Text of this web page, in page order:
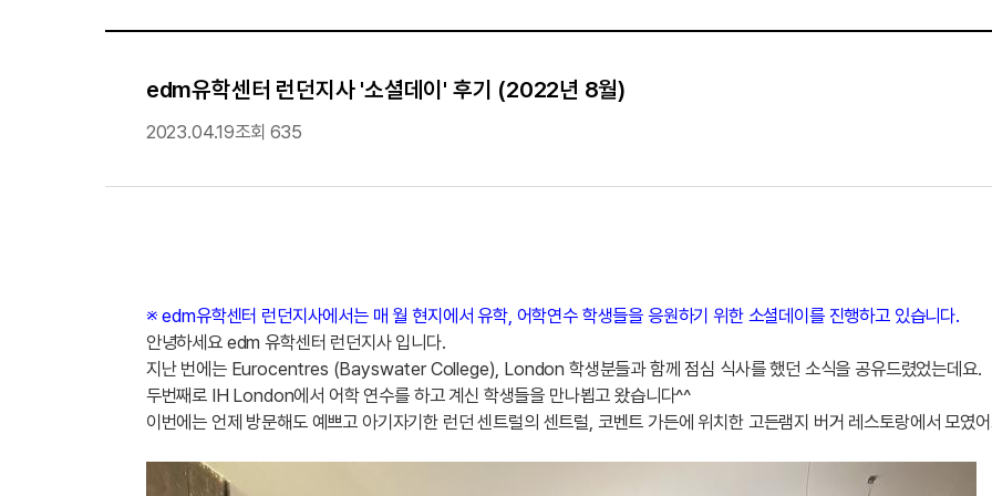
edm유학센터 런던지사 '소셜데이' 후기 (2022년 8월)
2023.04.19조회 635
※ edm유학센터 런던지사에서는 매 월 현지에서 유학, 어학연수 학생들을 응원하기 위한 소셜데이를 진행하고 있습니다.
안녕하세요 edm 유학센터 런던지사 입니다.
지난 번에는 Eurocentres (Bayswater College), London 학생분들과 함께 점심 식사를 했던 소식을 공유드렸었는데요.
두번째로 IH London에서 어학 연수를 하고 계신 학생들을 만나뵙고 왔습니다^^
이번에는 언제 방문해도 예쁘고 아기자기한 런던 센트럴의 센트럴, 코벤트 가든에 위치한 고든램지 버거 레스토랑에서 모였